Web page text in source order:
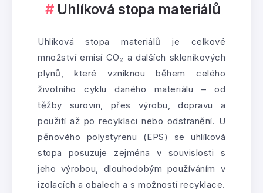
Uhlíková stopa materiálů
Uhlíková stopa materiálů je celkové
množství emisí CO₂ a dalších skleníkových
plynů, které vzniknou během celého
životního cyklu daného materiálu – od
těžby surovin, přes výrobu, dopravu a
použití až po recyklaci nebo odstranění. U
pěnového polystyrenu (EPS) se uhlíková
stopa posuzuje zejména v souvislosti s
jeho výrobou, dlouhodobým používáním v
izolacích a obalech a s možností recyklace.